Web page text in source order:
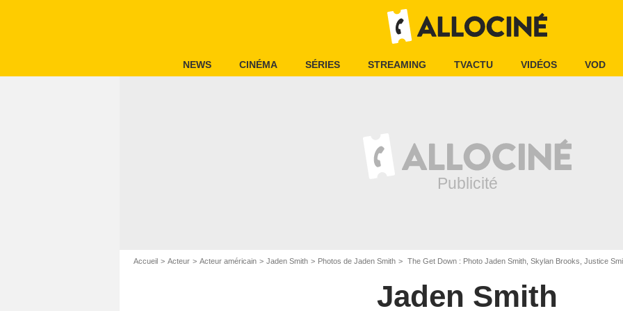
NEWS CINÉMA SÉRIES STREAMING TVACTU VIDÉOS VOD
Accueil Acteur Acteur américain Jaden Smith Photos de Jaden Smith The Get Down : Photo Jaden Smith, Skylan Brooks, Justice
Jaden Smith